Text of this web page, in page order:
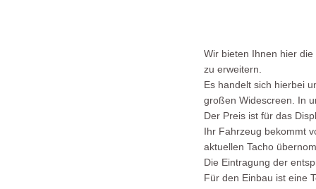
Wir bieten Ihnen hier
zu erweitern.
Es handelt sich hierbei
großen Widescreen. In
Der Preis ist für das
Ihr Fahrzeug bekommt
aktuellen Tacho
Die Eintragung der
Für den Einbau ist eine